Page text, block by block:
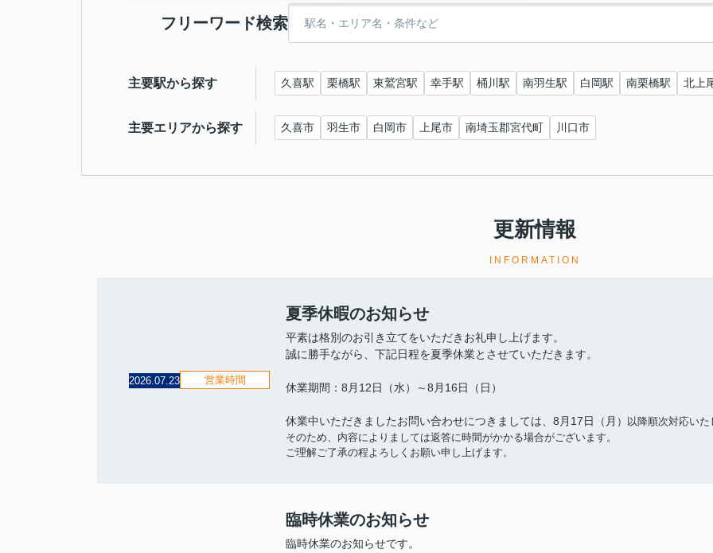
フリーワード検索
主要駅から探す 久喜駅 栗橋駅 東鷲宮駅 幸手駅 桶川駅 南羽生駅 白岡駅 南栗橋駅 北上
主要エリアから探す 久喜市 羽生市 白岡市 上尾市 南埼玉郡宮代町 川口市
更新情報
INFORMATION
2026.07.23 営業時間
夏季休暇のお知らせ
平素は格別のお引き立てをいただきお礼申し上げます。
誠に勝手ながら、下記日程を夏季休業とさせていただきます。
休業期間：8月12日（水）～8月16日（日）
休業中いただきましたお問い合わせにつきましては、8月17日（月 ）以降順次対応いた
そのため、内容によりましては返答に時間がかかる場合がございます。
ご理解ご了承の程よろしくお願い申し上げます。
臨時休業のお知らせ
臨時休業のお知らせです。